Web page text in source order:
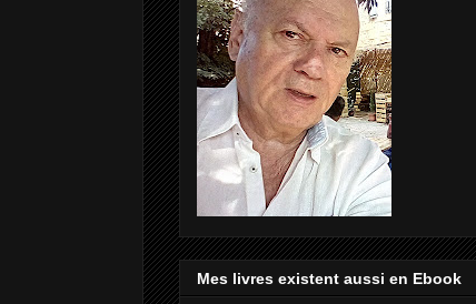
Mes livres existent aussi en Ebook